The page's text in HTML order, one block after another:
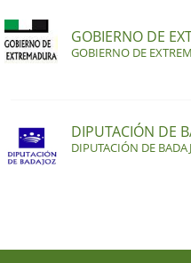
GOBIERNO DE
GOBIERNO DE
DIPUTACIÓN DE
DIPUTACIÓN DE